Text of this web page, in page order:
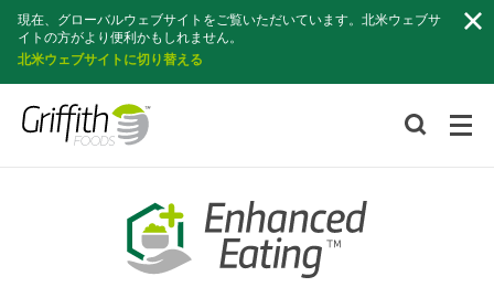
現在、グローバルウェブサイトをご覧いただいています。北米ウェブサ
イトの方がより便利かもしれません。
北米ウェブサイトに切り替える
索